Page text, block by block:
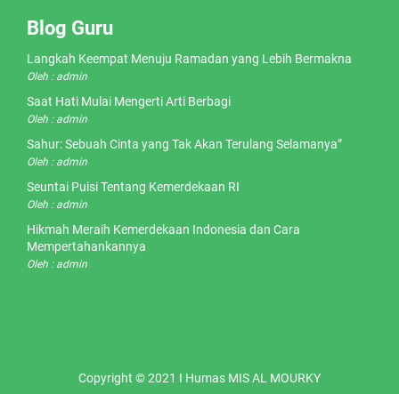
Blog Guru
Langkah Keempat Menuju Ramadan yang Lebih Bermakna
Oleh : admin
Saat Hati Mulai Mengerti Arti Berbagi
Oleh : admin
Sahur: Sebuah Cinta yang Tak Akan Terulang Selamanya”
Oleh : admin
Seuntai Puisi Tentang Kemerdekaan RI
Oleh : admin
Hikmah Meraih Kemerdekaan Indonesia dan Cara
Mempertahankannya
Oleh : admin
Copyright © 2021 I Humas MIS AL MOURKY